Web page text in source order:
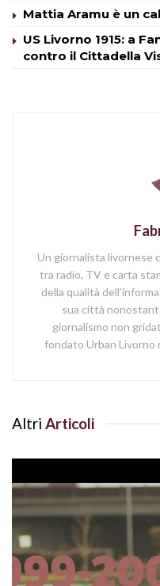
Mattia Aramu è un
US Livorno 1915: a
contro il Cittadella
Un giornalista livornese
tra radio, TV e carta
della qualità
sua città
giornalismo non
fondato Urban Livorno
Altri Articoli